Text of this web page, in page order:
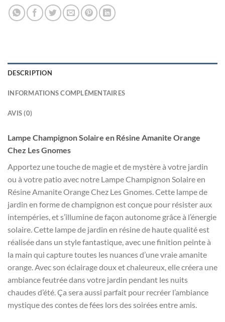
DESCRIPTION
INFORMATIONS COMPLÉMENTAIRES
AVIS (0)
Lampe Champignon Solaire en Résine Amanite Orange
Chez Les Gnomes
Apportez une touche de magie et de mystère à votre jardin
ou à votre patio avec notre Lampe Champignon Solaire en
Résine Amanite Orange Chez Les Gnomes. Cette lampe de
jardin en forme de champignon est conçue pour résister aux
intempéries, et s’illumine de façon autonome grâce à l’énergie
solaire. Cette lampe de jardin en résine de haute qualité est
réalisée dans un style fantastique, avec une finition peinte à
la main qui capture toutes les nuances d’une vraie amanite
orange. Avec son éclairage doux et chaleureux, elle créera une
ambiance feutrée dans votre jardin pendant les nuits
chaudes d’été. Ça sera aussi parfait pour recréer l’ambiance
mystique des contes de fées lors des soirées entre amis.